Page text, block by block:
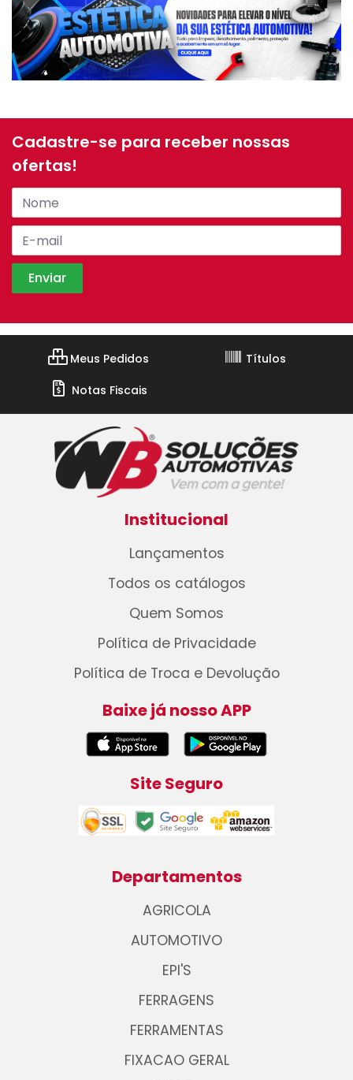
Cadastre-se para receber nossas
ofertas!
Meus Pedidos
Títulos
Notas Fiscais
Institucional
Lançamentos
Todos os catálogos
Quem Somos
Política de Privacidade
Política de Troca e Devolução
Baixe já nosso APP
Site Seguro
Departamentos
AGRICOLA
AUTOMOTIVO
EPI'S
FERRAGENS
FERRAMENTAS
FIXACAO GERAL